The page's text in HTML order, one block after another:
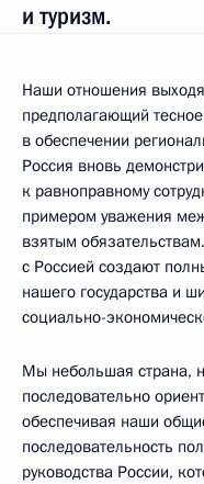
и туризм.
Наши отношения
предполагающий
в обеспечении
Россия вновь
к равноправному
примером уважения
взятым
с Россией создают
нашего государства и
социально-
Мы небольшая страна,
последовательно
обеспечивая наши
последовательность
руководства России,